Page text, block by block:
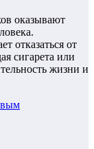
оказывают
отказаться от
сигарета или
жизни и